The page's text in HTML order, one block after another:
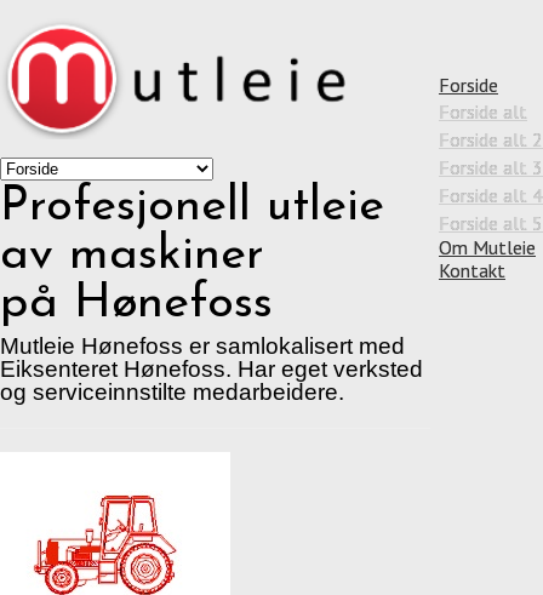
Forside
Forside alt
Forside alt 2
Forside alt 3
Forside alt 4
Forside alt 5
Om Mutleie
Kontakt
Profesjonell utleie
av maskiner
på Hønefoss
Mutleie Hønefoss er samlokalisert med
Eiksenteret Hønefoss. Har eget verksted
og serviceinnstilte medarbeidere.